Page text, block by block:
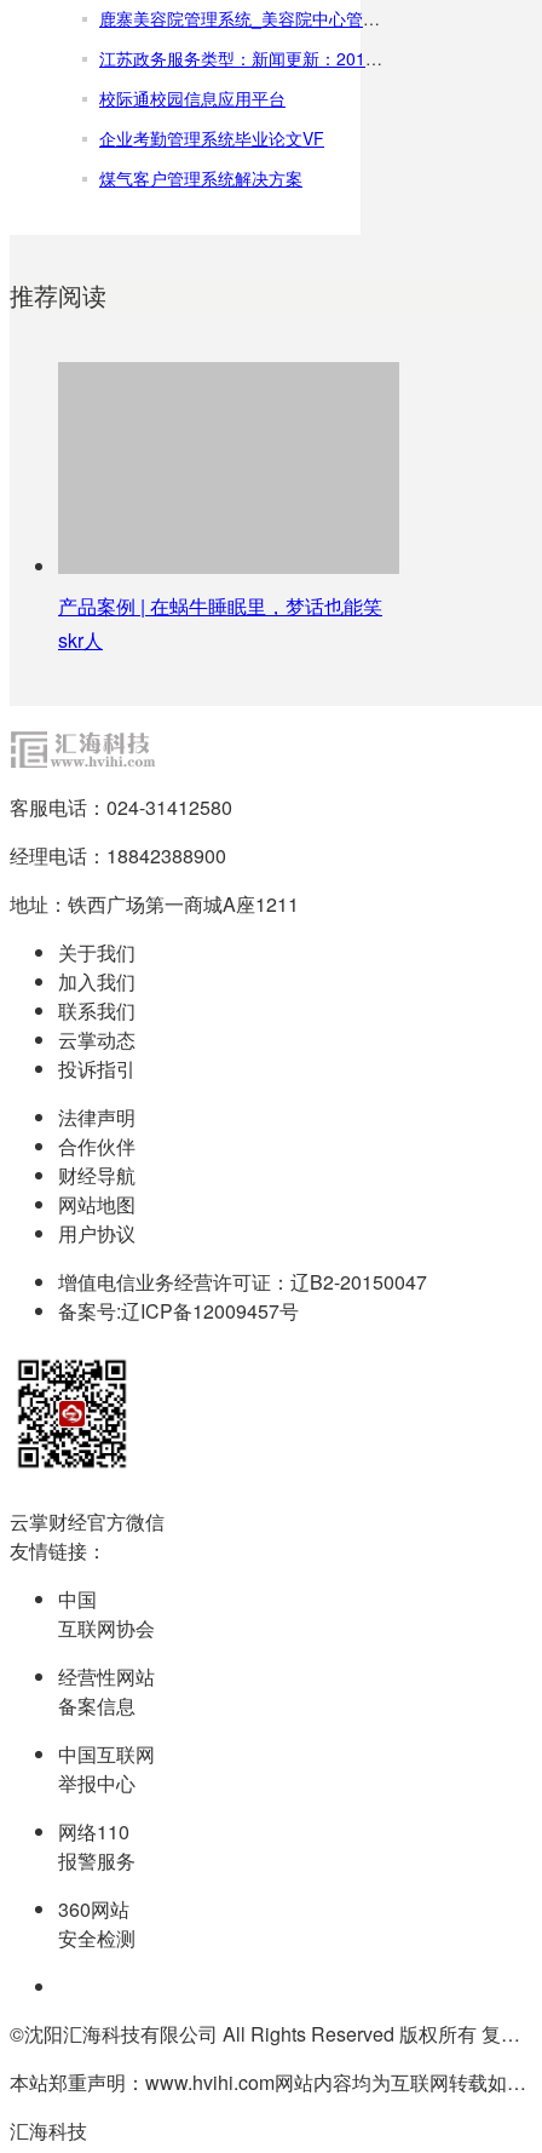
鹿寨美容院管理系统_美容院中心管理软件
江苏政务服务类型：新闻更新：2019-03-05下载次数：100万+系统：Android，iOS开发商：江苏省政务服务管理办公室(官网)手机扫二维下载安卓版下载苹果版下载手机政务软件排行
校际通校园信息应用平台
企业考勤管理系统毕业论文VF
煤气客户管理系统解决方案
推荐阅读
产品案例 | 在蜗牛睡眠里，梦话也能笑
skr人
客服电话：024-31412580
经理电话：18842388900
地址：铁西广场第一商城A座1211
关于我们
加入我们
联系我们
云掌动态
投诉指引
法律声明
合作伙伴
财经导航
网站地图
用户协议
增值电信业务经营许可证：辽B2-20150047
备案号:辽ICP备12009457号
云掌财经官方微信
友情链接：
中国
互联网协会
经营性网站
备案信息
中国互联网
举报中心
网络110
报警服务
360网站
安全检测
©沈阳汇海科技有限公司 All Rights Reserved 版权所有 复制必究
本站郑重声明：www.hvihi.com网站内容均为互联网转载如有侵权请联系QQ:55506560删除
汇海科技